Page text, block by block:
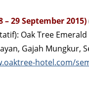
– 29 September 2015)
Oak Tree
Gajah Mungkur,
hotel.com/